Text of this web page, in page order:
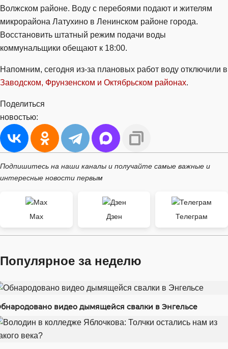
Волжском районе. Воду с перебоями подают и жителям
микрорайона Латухино в Ленинском районе города.
Восстановить штатный режим подачи воды
коммунальщики обещают к 18:00.
Напомним, сегодня из-за плановых работ воду отключили в
Заводском, Фрунзенском и Октябрьском районах.
Поделиться
новостью:
Подпишитесь на наши каналы и получайте самые важные и
интересные новости первым
Max Дзен Телеграм
Популярное за неделю
видео дымящейся свалки в Энгельсе